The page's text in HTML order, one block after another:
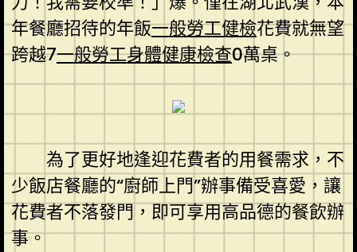
年餐廳招待的年飯一般勞工健檢花費就無望
跨越7一般勞工身體健康檢查0萬桌。
為了更好地逢迎花費者的用餐需求，不
少飯店餐廳的“廚師上門”辦事備受喜愛，讓
花費者不落發門，即可享用高品德的餐飲辦
事。